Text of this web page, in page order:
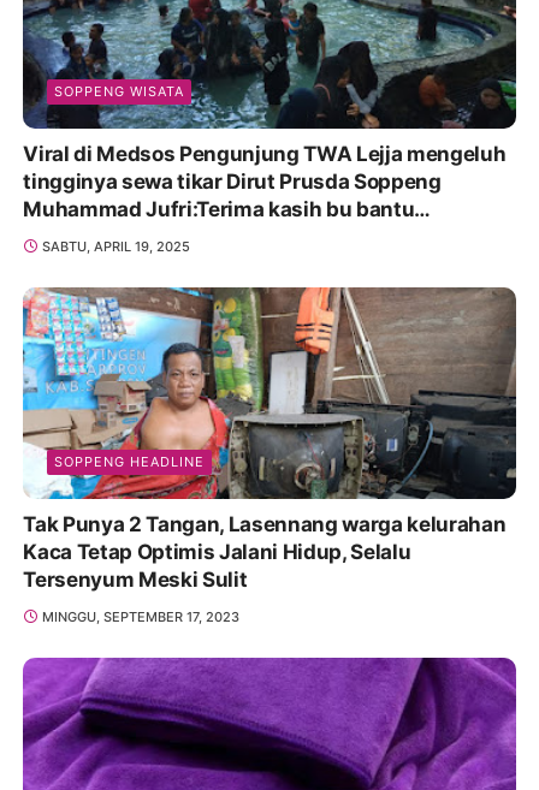
SOPPENG WISATA
Viral di Medsos Pengunjung TWA Lejja mengeluh
tingginya sewa tikar Dirut Prusda Soppeng
Muhammad Jufri:Terima kasih bu bantu
Promosikan
SABTU, APRIL 19, 2025
SOPPENG HEADLINE
Tak Punya 2 Tangan, Lasennang warga kelurahan
Kaca Tetap Optimis Jalani Hidup, Selalu
Tersenyum Meski Sulit
MINGGU, SEPTEMBER 17, 2023